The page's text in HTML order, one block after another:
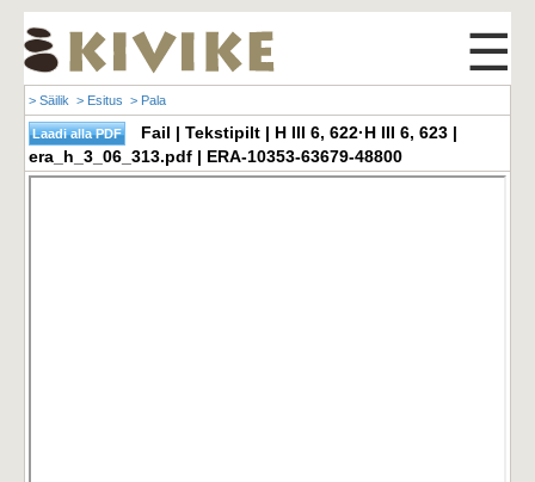
☰
> Säilik > Esitus > Pala
Fail | Tekstipilt | H III 6, 622·H III 6, 623 |
era_h_3_06_313.pdf | ERA-10353-63679-48800